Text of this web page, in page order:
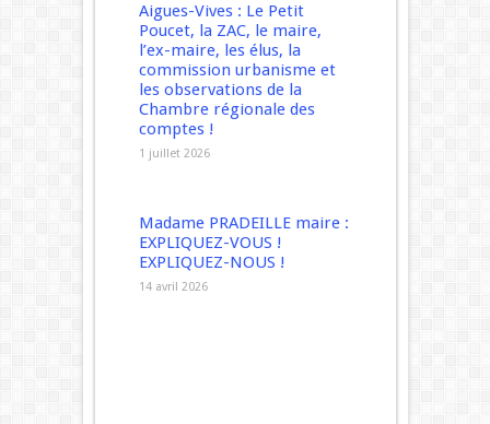
Aigues-Vives : Le Petit
Poucet, la ZAC, le maire,
l’ex-maire, les élus, la
commission urbanisme et
les observations de la
Chambre régionale des
comptes !
1 juillet 2026
Madame PRADEILLE maire :
EXPLIQUEZ-VOUS !
EXPLIQUEZ-NOUS !
14 avril 2026